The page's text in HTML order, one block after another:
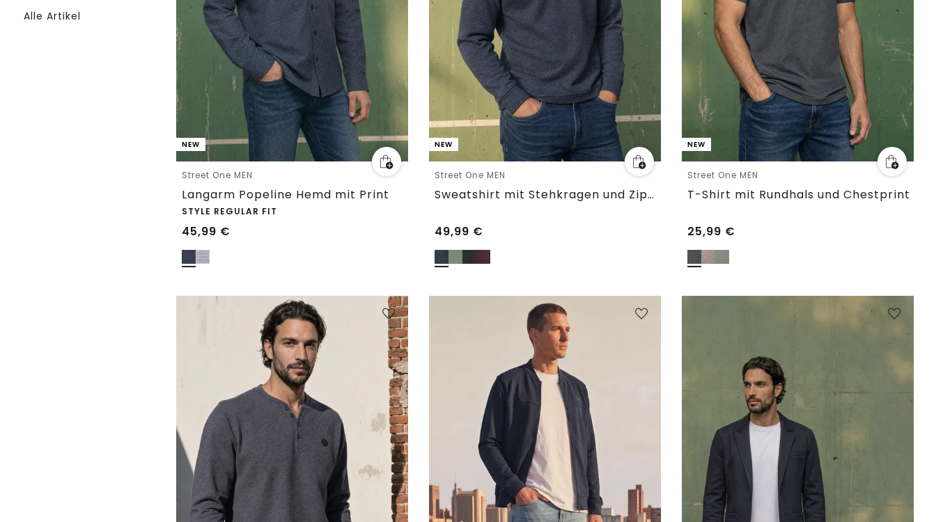
Alle Artikel
NEW
Street One MEN
Langarm Popeline Hemd mit Print
STYLE REGULAR FIT
45,99 €
NEW
Street One MEN
Sweatshirt mit Stehkragen und Zipper
49,99 €
NEW
Street One MEN
T-Shirt mit Rundhals und Chestprint
25,99 €